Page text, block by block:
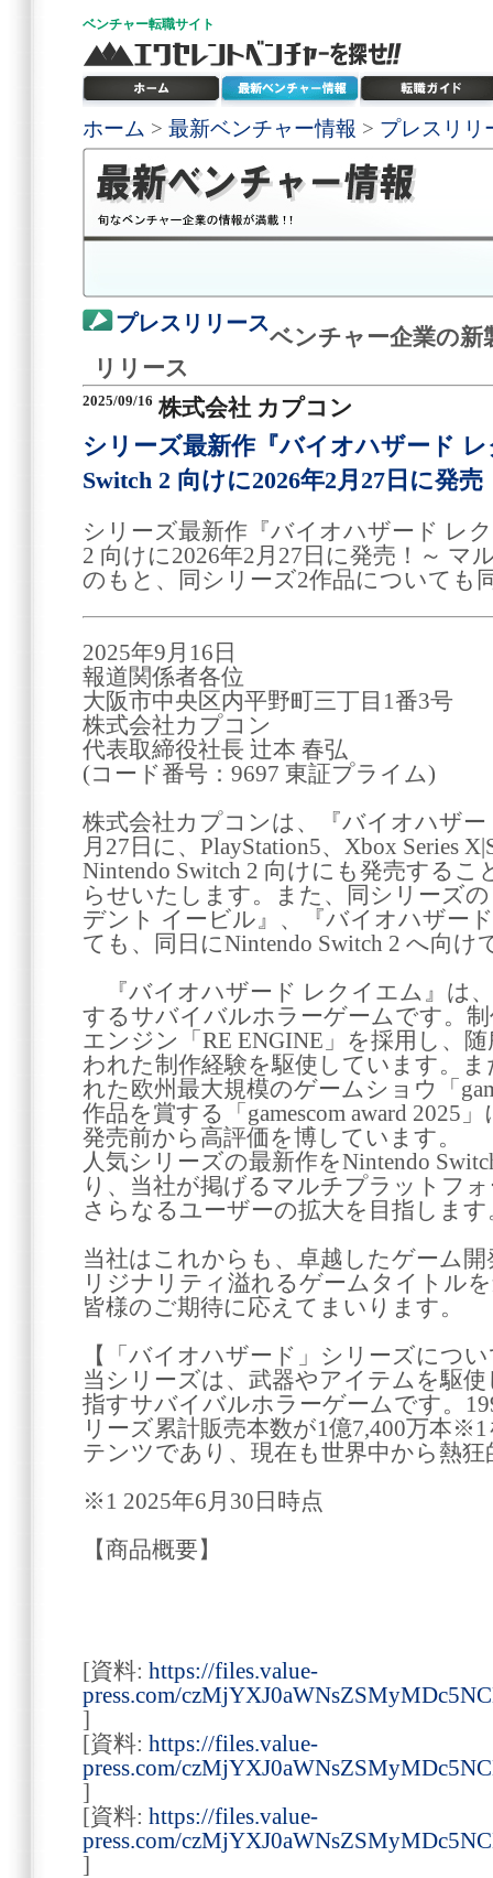
ベンチャー転職サイト
ホーム > 最新ベンチャー情報 > プレスリリ
プレスリリース
ベンチャー企業の新
リリース
2025/09/16 株式会社 カプコン
シリーズ最新作『バイオハザード
Switch 2 向けに2026年2月27日に発売
シリーズ最新作『バイオハザード レ
2 向けに2026年2月27日に発売！～ マ
のもと、同シリーズ2作品についても
2025年9月16日
報道関係者各位
大阪市中央区内平野町三丁目1番3号
株式会社カプコン
代表取締役社長 辻本 春弘
(コード番号：9697 東証プライム)
株式会社カプコンは、『バイオハザ
月27日に、PlayStation5、Xbox Series
Nintendo Switch 2 向けにも発売する
らせいたします。また、同シリーズ
デント イービル』、『バイオハザー
ても、同日にNintendo Switch 2 へ向
『バイオハザード レクイエム』は
するサバイバルホラーゲームです。
エンジン「RE ENGINE」を採用し、
われた制作経験を駆使しています。
れた欧州最大規模のゲームショウ「
作品を賞する「gamescom award 2025
発売前から高評価を博しています。
人気シリーズの最新作をNintendo
り、当社が掲げるマルチプラットフ
さらなるユーザーの拡大を目指します
当社はこれからも、卓越したゲーム
リジナリティ溢れるゲームタイトル
皆様のご期待に応えてまいります。
【「バイオハザード」シリーズにつ
当シリーズは、武器やアイテムを駆
指すサバイバルホラーゲームです。
リーズ累計販売本数が1億7,400万本
テンツであり、現在も世界中から熱
※1 2025年6月30日時点
【商品概要】
[資料: https://files.value-
press.com/
]
[資料: https://files.value-
press.com/
]
[資料: https://files.value-
press.com/
]